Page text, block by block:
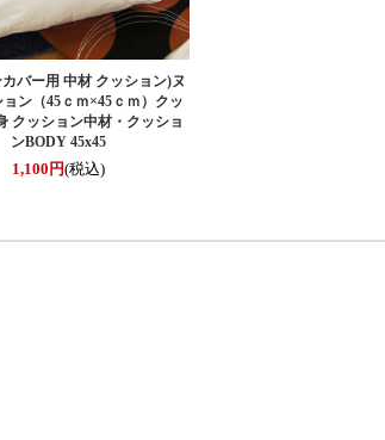
バー用 中材 クッション)ヌ
ン（45ｃｍ×45ｃｍ）クッ
クッション中材・クッショ
ンBODY 45x45
1,100円(税込)